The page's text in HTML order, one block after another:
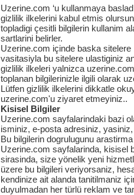
Uzerine.com ‘u kullanmaya
gizlilik ilkelerini kabul etmis
topladigi çesitli bilgilerin kullanim
sartlarini belirler.
Uzerine.com içinde baska
vasitasiyla bu sitelere ulastiginiz
gizlilik ilkeleri yalnizca
toplanan bilgilerinizle ilgili olarak
Lütfen gizlilik ilkelerini dikkatle
uzerine.com'u ziyaret etmeyiniz..
Kisisel Bilgiler
Uzerine.com sayfalarindaki bazi
isminiz, e-posta adresiniz,
Bu bilgilerin dogrulugunu
Uzerine.com sayfalarinda, kisisel
sirasinda, size yönelik yeni
üzere bu bilgileri veriyorsaniz,
kendinize ait alanda tanitilmaniz
duyulmadan her türlü reklam ve